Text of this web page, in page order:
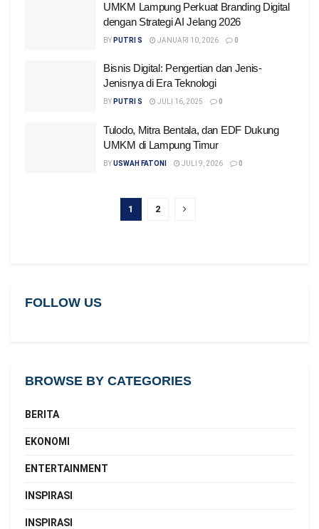
UMKM Lampung Perkuat Branding Digital
dengan Strategi AI Jelang 2026
BY PUTRI S JANUARI 10, 2026 0
Bisnis Digital: Pengertian dan Jenis-
Jenisnya di Era Teknologi
BY PUTRI S JULI 16, 2025 0
Tulodo, Mitra Bentala, dan EDF Dukung
UMKM di Lampung Timur
BYUSWAH FATONI JULI 9, 2026 0
1 2
FOLLOW US
BROWSE BY CATEGORIES
BERITA
EKONOMI
ENTERTAINMENT
INSPIRASI
INSPIRASI